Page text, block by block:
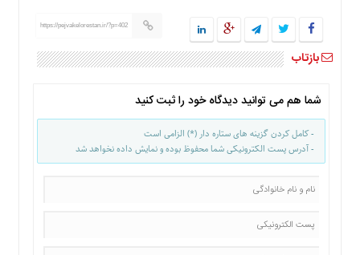
چند
https://pejvakelorestan.ir/?p=402
بازتاب
شما هم می توانید دیدگاه خود را ثبت کنید
- کامل کردن گزینه های ستاره دار (*) الزامی است
- آدرس پست الکترونیکی شما محفوظ بوده و نمایش داده نخواهد شد